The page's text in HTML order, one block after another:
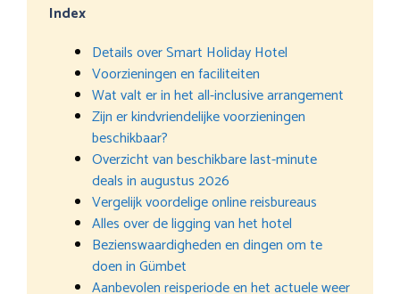
Index
Details over Smart Holiday Hotel
Voorzieningen en faciliteiten
Wat valt er in het all-inclusive arrangement
Zijn er kindvriendelijke voorzieningen
beschikbaar?
Overzicht van beschikbare last-minute
deals in augustus 2026
Vergelijk voordelige online reisbureaus
Alles over de ligging van het hotel
Bezienswaardigheden en dingen om te
doen in Gümbet
Aanbevolen reisperiode en het actuele weer